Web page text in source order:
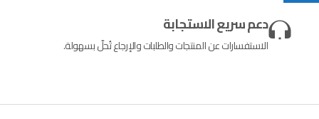
دعم سريع الاستجابة
الاستفسارات عن المنتجات والطلبات والإرجاع تُحلّ بسهولة.